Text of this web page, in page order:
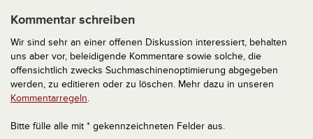
Kommentar schreiben
Wir sind sehr an einer offenen Diskussion interessiert, behalten
uns aber vor, beleidigende Kommentare sowie solche, die
offensichtlich zwecks Suchmaschinenoptimierung abgegeben
werden, zu editieren oder zu löschen. Mehr dazu in unseren
Kommentarregeln.
Bitte fülle alle mit * gekennzeichneten Felder aus.